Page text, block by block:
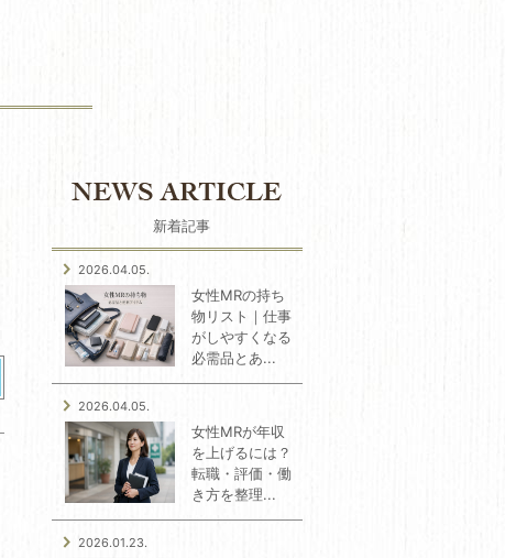
新着記事
2026.04.05.
女性MRの持ち
物リスト｜仕事
がしやすくなる
必需品とあ...
2026.04.05.
女性MRが年収
を上げるには？
転職・評価・働
き方を整理...
2026.01.23.